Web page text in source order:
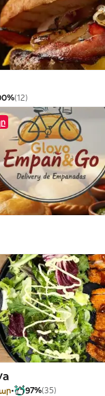
(12)
97%(35)